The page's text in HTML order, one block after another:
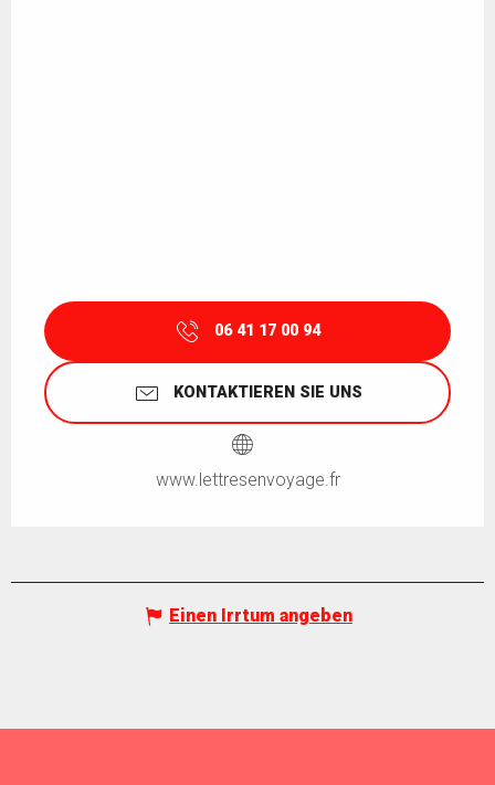
06 41 17 00 94
KONTAKTIEREN SIE UNS
www.lettresenvoyage.fr
Einen Irrtum angeben